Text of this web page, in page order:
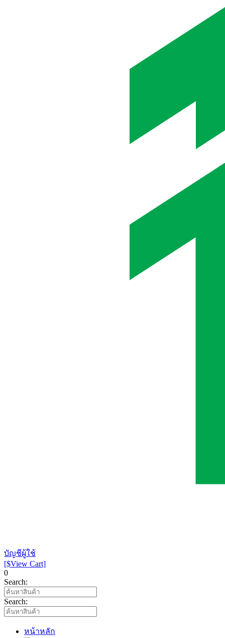
บัญชีผู้ใช้
[$View Cart]
0
Search:
Search:
หน้าหลัก